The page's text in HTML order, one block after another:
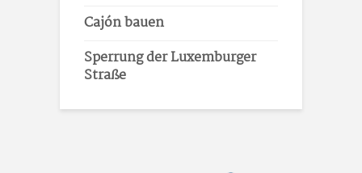
Cajón bauen
Sperrung der Luxemburger
Straße